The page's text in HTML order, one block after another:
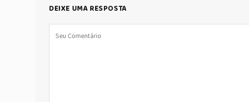
DEIXE UMA RESPOSTA